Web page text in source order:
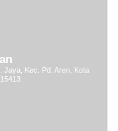
Jaya, Kec. Pd. Aren, Kota